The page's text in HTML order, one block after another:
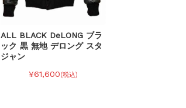
ALL BLACK DeLONG ブラ
ック 黒 無地 デロング スタ
ジャン
¥61,600(税込)